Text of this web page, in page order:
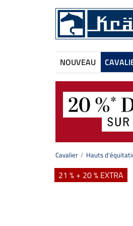
NOUVEAU
Cavalier Hauts
21 % + 20 % EXTRA